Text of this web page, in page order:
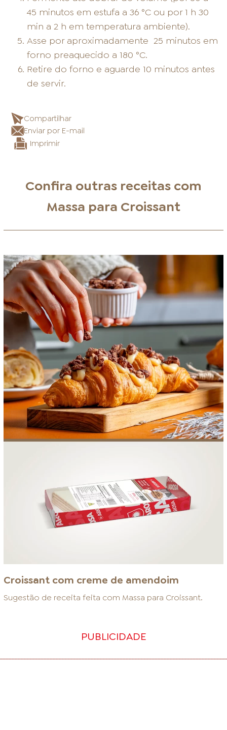
45 minutos em estufa a 36 °C ou por 1 h 30
min a 2 h em temperatura ambiente).
Asse por aproximadamente 25 minutos em
forno preaquecido a 180 °C.
Retire do forno e aguarde 10 minutos antes
de servir.
Compartilhar
Enviar por E-mail
Imprimir
Confira outras receitas com
Massa para Croissant
Croissant com creme de amendoim
Sugestão de receita feita com Massa para Croissant.
PUBLICIDADE